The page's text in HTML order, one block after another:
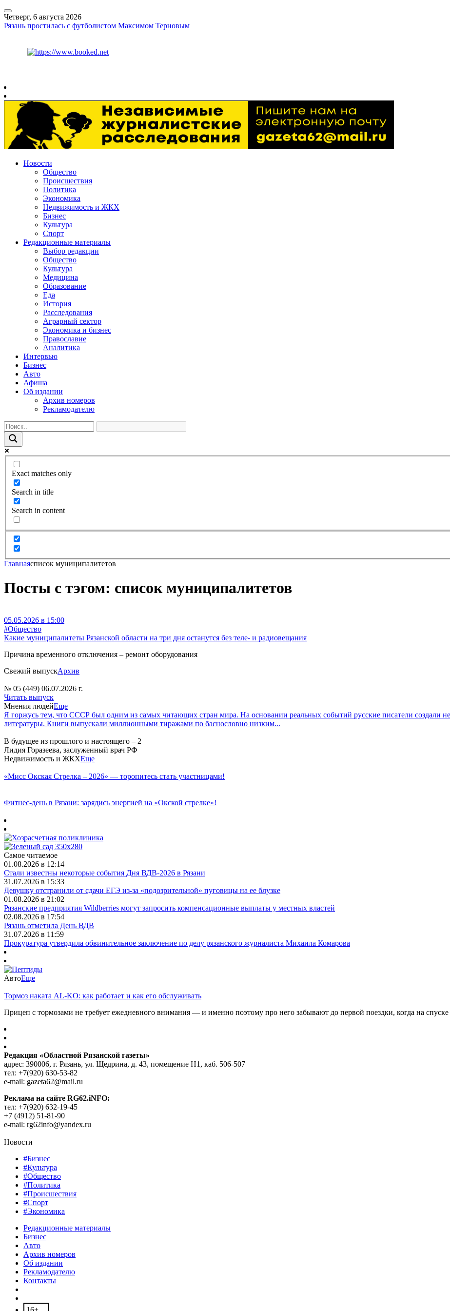
Четверг, 6 августа 2026
Рязань простилась с футболистом Максимом Терновым
Новости
Общество
Происшествия
Политика
Экономика
Недвижимость и ЖКХ
Бизнес
Культура
Спорт
Редакционные материалы
Выбор редакции
Общество
Культура
Медицина
Образование
Еда
История
Расследования
Аграрный сектор
Экономика и бизнес
Православие
Аналитика
Интервью
Бизнес
Авто
Афиша
Об издании
Архив номеров
Рекламодателю
Exact matches only
Search in title
Search in content
Главнаясписок муниципалитетов
Посты с тэгом: список муниципалитетов
05.05.2026 в 15:00
#Общество
Какие муниципалитеты Рязанской области на три дня останутся без теле- и радиовещания
Причина временного отключения – ремонт оборудования
Свежий выпускАрхив
№ 05 (449) 06.07.2026 г.
Читать выпуск
Мнения людейЕще
Я горжусь тем, что СССР был одним из самых читающих стран мира. На основании реальных событий русские писатели создали
литературы. Книги выпускали миллионными тиражами по баснословно низким...
В будущее из прошлого и настоящего – 2
Лидия Горазеева, заслуженный врач РФ
Недвижимость и ЖКХЕще
«Мисс Окская Стрелка – 2026» — торопитесь стать участницами!
Фитнес‑день в Рязани: зарядись энергией на «Окской стрелке»!
Самое читаемое
01.08.2026 в 12:14
Стали известны некоторые события Дня ВДВ-2026 в Рязани
31.07.2026 в 15:33
Девушку отстранили от сдачи ЕГЭ из-за «подозрительной» пуговицы на ее блузке
01.08.2026 в 21:02
Рязанские предприятия Wildberries могут запросить компенсационные выплаты у местных властей
02.08.2026 в 17:54
Рязань отметила День ВДВ
31.07.2026 в 11:59
Прокуратура утвердила обвинительное заключение по делу рязанского журналиста Михаила Комарова
АвтоЕще
Тормоз наката AL-KO: как работает и как его обслуживать
Прицеп с тормозами не требует ежедневного внимания — и именно поэтому про него забывают до первой поездки, когда на спуске
Редакция «Областной Рязанской газеты»
адрес: 390006, г. Рязань, ул. Щедрина, д. 43, помещение Н1, каб. 506-507
тел: +7(920) 630-53-82
e-mail: gazeta62@mail.ru
Реклама на сайте RG62.iNFO:
тел: +7(920) 632-19-45
+7 (4912) 51-81-90
e-mail: rg62info@yandex.ru
Новости
#Бизнес
#Культура
#Общество
#Политика
#Происшествия
#Спорт
#Экономика
Редакционные материалы
Бизнес
Авто
Архив номеров
Об издании
Рекламодателю
Контакты